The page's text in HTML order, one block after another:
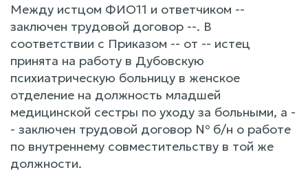
Между истцом ФИО11 и ответчиком --
заключен трудовой договор --. В
соответствии с Приказом -- от -- истец
принята на работу в Дубовскую
психиатрическую больницу в женское
отделение на должность младшей
медицинской сестры по уходу за больными, а -
- заключен трудовой договор № б/н о работе
по внутреннему совместительству в той же
должности.